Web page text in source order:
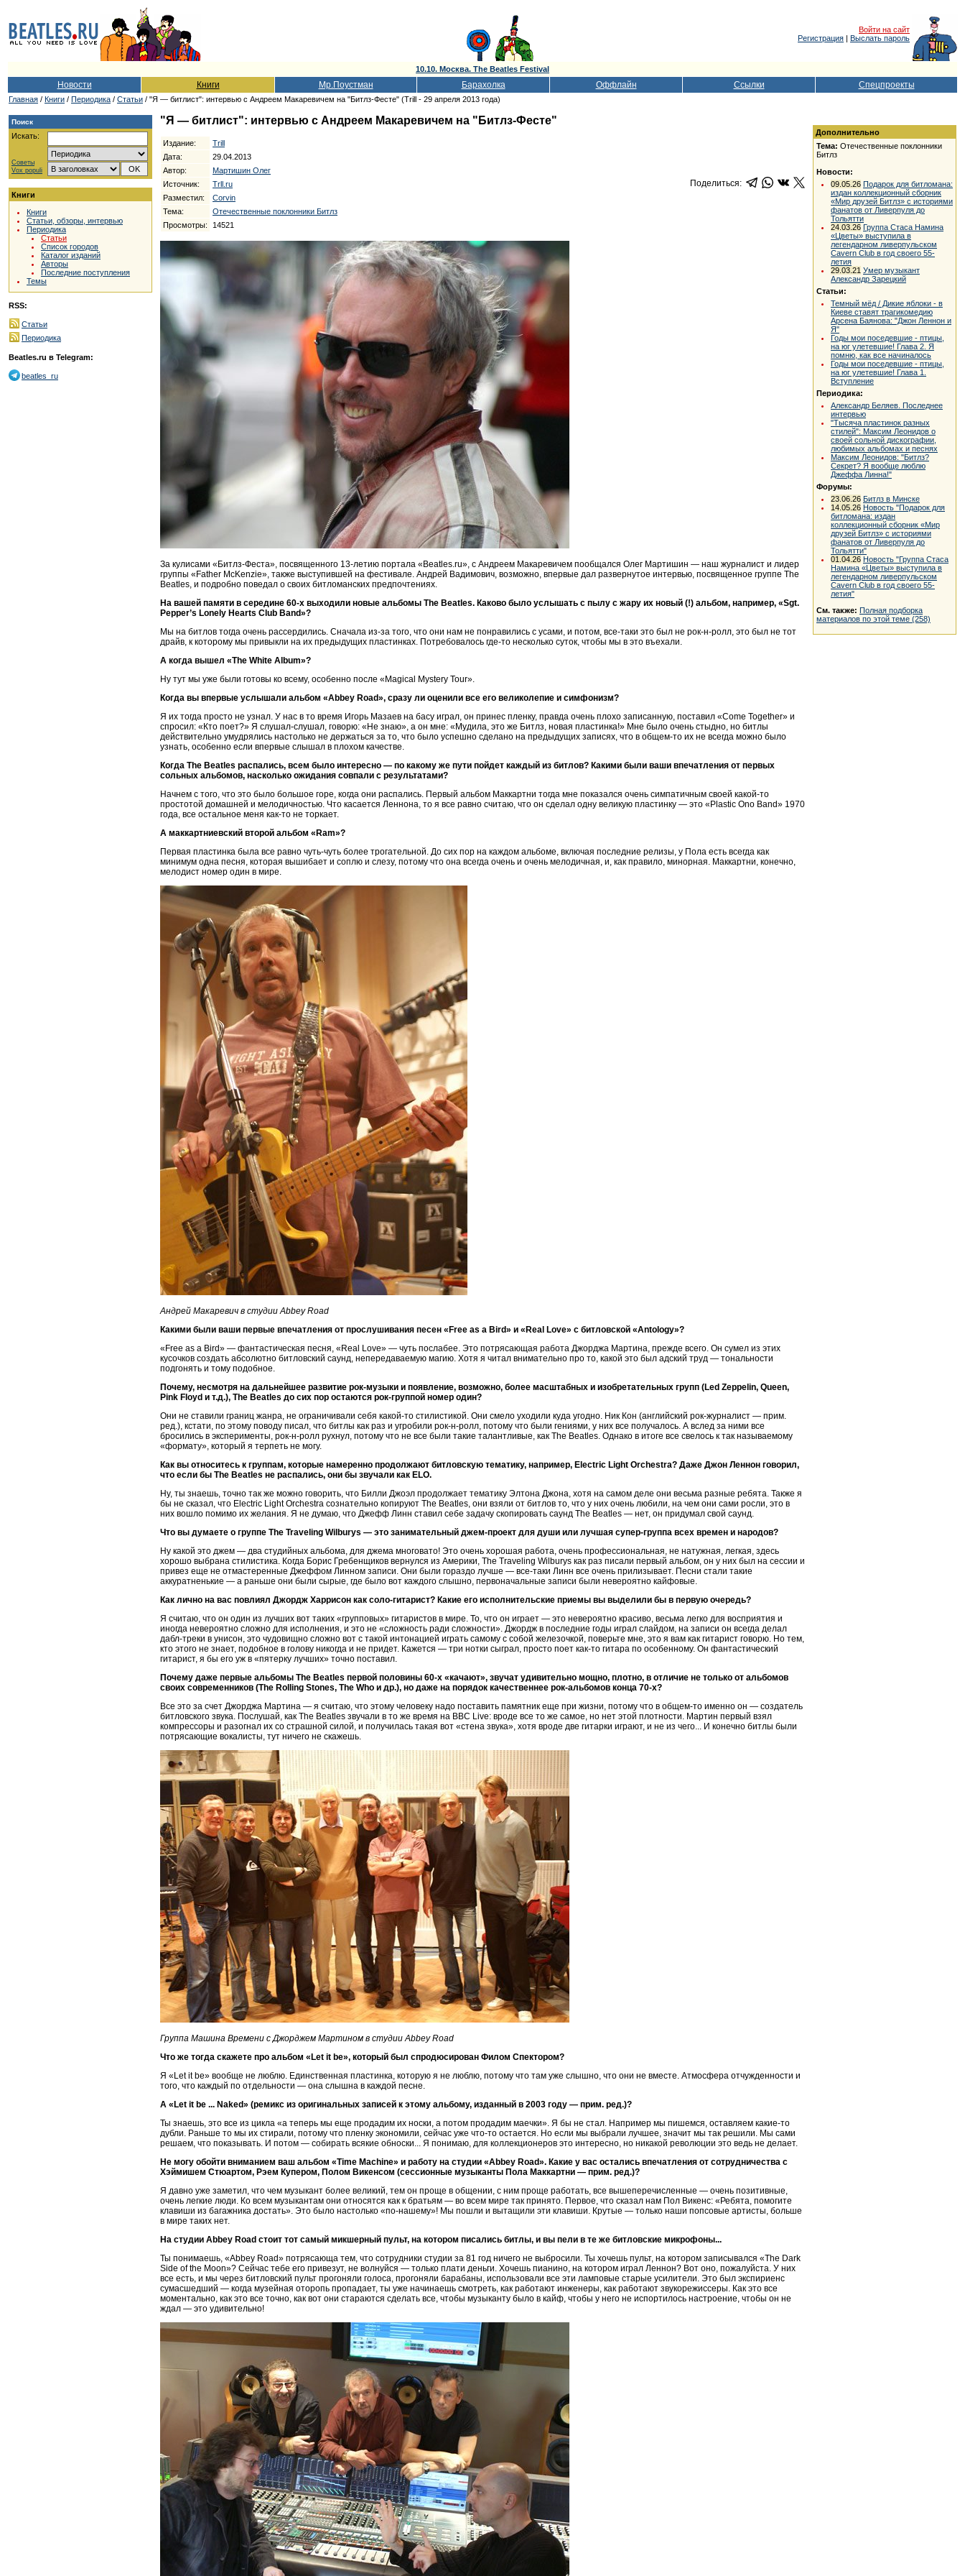
Войти на сайт
Регистрация | Выслать пароль
10.10. Москва. The Beatles Festival
Новости Книги Мр.Поустман Барахолка Оффлайн Ссылки Спецпроекты
Главная / Книги / Периодика / Статьи / "Я — битлист": интервью с Андреем Макаревичем на "Битлз-Фесте" (Trill - 29 апреля 2013 года)
Поиск
Искать:
Советы
Vox populi
Книги
Книги
Статьи, обзоры, интервью
Периодика
Статьи
Список городов
Каталог изданий
Авторы
Последние поступления
Темы
RSS:
Статьи
Периодика
Beatles.ru в Telegram:
beatles_ru
"Я — битлист": интервью с Андреем Макаревичем на "Битлз-Фесте"
Издание:
Trill
Дата:
29.04.2013
Автор:
Мартишин Олег
Источник:
Trll.ru
Разместил:
Corvin
Тема:
Отечественные поклонники Битлз
Просмотры:
14521
Поделиться:
За кулисами «Битлз-Феста», посвященного 13-летию портала «Beatles.ru», c Андреем Макаревичем пообщался Олег Мартишин — наш журналист и лидер
группы «Father McKenzie», также выступившей на фестивале. Андрей Вадимович, возможно, впервые дал развернутое интервью, посвященное группе The
Beatles, и подробно поведал о своих битломанских предпочтениях.
На вашей памяти в середине 60-х выходили новые альбомы The Beatles. Каково было услышать с пылу с жару их новый (!) альбом, например, «Sgt.
Pepper’s Lonely Hearts Club Band»?
Мы на битлов тогда очень рассердились. Сначала из-за того, что они нам не понравились с усами, и потом, все-таки это был не рок-н-ролл, это был не тот
драйв, к которому мы привыкли на их предыдущих пластинках. Потребовалось где-то несколько суток, чтобы мы в это въехали.
А когда вышел «The White Album»?
Ну тут мы уже были готовы ко всему, особенно после «Magical Mystery Tour».
Когда вы впервые услышали альбом «Abbey Road», сразу ли оценили все его великолепие и симфонизм?
Я их тогда просто не узнал. У нас в то время Игорь Мазаев на басу играл, он принес пленку, правда очень плохо записанную, поставил «Come Together» и
спросил: «Кто поет?» Я слушал-слушал, говорю: «Не знаю», а он мне: «Мудила, это же Битлз, новая пластинка!» Мне было очень стыдно, но битлы
действительно умудрялись настолько не держаться за то, что было успешно сделано на предыдущих записях, что в общем-то их не всегда можно было
узнать, особенно если впервые слышал в плохом качестве.
Когда The Beatles распались, всем было интересно — по какому же пути пойдет каждый из битлов? Какими были ваши впечатления от первых
сольных альбомов, насколько ожидания совпали с результатами?
Начнем с того, что это было большое горе, когда они распались. Первый альбом Маккартни тогда мне показался очень симпатичным своей какой-то
простотой домашней и мелодичностью. Что касается Леннона, то я все равно считаю, что он сделал одну великую пластинку — это «Plastic Ono Band» 1970
года, все остальное меня как-то не торкает.
А маккартниевский второй альбом «Ram»?
Первая пластинка была все равно чуть-чуть более трогательной. До сих пор на каждом альбоме, включая последние релизы, у Пола есть всегда как
минимум одна песня, которая вышибает и соплю и слезу, потому что она всегда очень и очень мелодичная, и, как правило, минорная. Маккартни, конечно,
мелодист номер один в мире.
Андрей Макаревич в студии Abbey Road
Какими были ваши первые впечатления от прослушивания песен «Free as a Bird» и «Real Love» с битловской «Antology»?
«Free as a Bird» — фантастическая песня, «Real Love» — чуть послабее. Это потрясающая работа Джорджа Мартина, прежде всего. Он сумел из этих
кусочков создать абсолютно битловский саунд, непередаваемую магию. Хотя я читал внимательно про то, какой это был адский труд — тональности
подгонять и тому подобное.
Почему, несмотря на дальнейшее развитие рок-музыки и появление, возможно, более масштабных и изобретательных групп (Led Zeppelin, Queen,
Pink Floyd и т.д.), The Beatles до сих пор остаются рок-группой номер один?
Они не ставили границ жанра, не ограничивали себя какой-то стилистикой. Они смело уходили куда угодно. Ник Кон (английский рок-журналист — прим.
ред.), кстати, по этому поводу писал, что битлы как раз и угробили рок-н-ролл, потому что были гениями, у них все получалось. А вслед за ними все
бросились в эксперименты, рок-н-ролл рухнул, потому что не все были такие талантливые, как The Beatles. Однако в итоге все свелось к так называемому
«формату», который я терпеть не могу.
Как вы относитесь к группам, которые намеренно продолжают битловскую тематику, например, Electric Light Orchestra? Даже Джон Леннон говорил,
что если бы The Beatles не распались, они бы звучали как ELO.
Ну, ты знаешь, точно так же можно говорить, что Билли Джоэл продолжает тематику Элтона Джона, хотя на самом деле они весьма разные ребята. Также я
бы не сказал, что Electric Light Orchestra сознательно копируют The Beatles, они взяли от битлов то, что у них очень любили, на чем они сами росли, это в
них вошло помимо их желания. Я не думаю, что Джефф Линн ставил себе задачу скопировать саунд The Beatles — нет, он придумал свой саунд.
Что вы думаете о группе The Traveling Wilburys — это занимательный джем-проект для души или лучшая супер-группа всех времен и народов?
Ну какой это джем — два студийных альбома, для джема многовато! Это очень хорошая работа, очень профессиональная, не натужная, легкая, здесь
хорошо выбрана стилистика. Когда Борис Гребенщиков вернулся из Америки, The Traveling Wilburys как раз писали первый альбом, он у них был на сессии и
привез еще не отмастеренные Джеффом Линном записи. Они были гораздо лучше — все-таки Линн все очень прилизывает. Песни стали такие
аккуратненькие — а раньше они были сырые, где было вот каждого слышно, первоначальные записи были невероятно кайфовые.
Как лично на вас повлиял Джордж Харрисон как соло-гитарист? Какие его исполнительские приемы вы выделили бы в первую очередь?
Я считаю, что он один из лучших вот таких «групповых» гитаристов в мире. То, что он играет — это невероятно красиво, весьма легко для восприятия и
иногда невероятно сложно для исполнения, и это не «сложность ради сложности». Джордж в последние годы играл слайдом, на записи он всегда делал
дабл-треки в унисон, это чудовищно сложно вот с такой интонацией играть самому с собой железочкой, поверьте мне, это я вам как гитарист говорю. Но тем,
кто этого не знает, подобное в голову никогда и не придет. Кажется — три нотки сыграл, просто поет как-то гитара по особенному. Он фантастический
гитарист, я бы его уж в «пятерку лучших» точно поставил.
Почему даже первые альбомы The Beatles первой половины 60-х «качают», звучат удивительно мощно, плотно, в отличие не только от альбомов
своих современников (The Rolling Stones, The Who и др.), но даже на порядок качественнее рок-альбомов конца 70-х?
Все это за счет Джорджа Мартина — я считаю, что этому человеку надо поставить памятник еще при жизни, потому что в общем-то именно он — создатель
битловского звука. Послушай, как The Beatles звучали в то же время на BBC Live: вроде все то же самое, но нет этой плотности. Мартин первый взял
компрессоры и разогнал их со страшной силой, и получилась такая вот «стена звука», хотя вроде две гитарки играют, и не из чего... И конечно битлы были
потрясающие вокалисты, тут ничего не скажешь.
Группа Машина Времени с Джорджем Мартином в студии Abbey Road
Что же тогда скажете про альбом «Let it be», который был спродюсирован Филом Спектором?
Я «Let it be» вообще не люблю. Единственная пластинка, которую я не люблю, потому что там уже слышно, что они не вместе. Атмосфера отчужденности и
того, что каждый по отдельности — она слышна в каждой песне.
А «Let it be ... Naked» (ремикс из оригинальных записей к этому альбому, изданный в 2003 году — прим. ред.)?
Ты знаешь, это все из цикла «а теперь мы еще продадим их носки, а потом продадим маечки». Я бы не стал. Например мы пишемся, оставляем какие-то
дубли. Раньше то мы их стирали, потому что пленку экономили, сейчас уже что-то остается. Но если мы выбрали лучшее, значит мы так решили. Мы сами
решаем, что показывать. И потом — собирать всякие обноски... Я понимаю, для коллекционеров это интересно, но никакой революции это ведь не делает.
Не могу обойти вниманием ваш альбом «Time Machine» и работу на студии «Abbey Road». Какие у вас остались впечатления от сотрудничества с
Хэймишем Стюартом, Рэем Купером, Полом Викенсом (сессионные музыканты Пола Маккартни — прим. ред.)?
Я давно уже заметил, что чем музыкант более великий, тем он проще в общении, с ним проще работать, все вышеперечисленные — очень позитивные,
очень легкие люди. Ко всем музыкантам они относятся как к братьям — во всем мире так принято. Первое, что сказал нам Пол Викенс: «Ребята, помогите
клавиши из багажника достать». Это было настолько «по-нашему»! Мы пошли и вытащили эти клавиши. Крутые — только наши попсовые артисты, больше
в мире таких нет.
На студии Abbey Road стоит тот самый микшерный пульт, на котором писались битлы, и вы пели в те же битловские микрофоны...
Ты понимаешь, «Abbey Road» потрясающа тем, что сотрудники студии за 81 год ничего не выбросили. Ты хочешь пульт, на котором записывался «The Dark
Side of the Moon»? Сейчас тебе его привезут, не волнуйся — только плати деньги. Хочешь пианино, на котором играл Леннон? Вот оно, пожалуйста. У них
все есть, и мы через битловский пульт прогоняли голоса, прогоняли барабаны, использовали все эти ламповые старые усилители. Это был экспириенс
сумасшедший — когда музейная оторопь пропадает, ты уже начинаешь смотреть, как работают инженеры, как работают звукорежиссеры. Как это все
моментально, как это все точно, как вот они стараются сделать все, чтобы музыканту было в кайф, чтобы у него не испортилось настроение, чтобы он не
ждал — это удивительно!
Дополнительно
Тема: Отечественные поклонники
Битлз
Новости:
09.05.26 Подарок для битломана:
издан коллекционный сборник
«Мир друзей Битлз» с историями
фанатов от Ливерпуля до
Тольятти
24.03.26 Группа Стаса Намина
«Цветы» выступила в
легендарном ливерпульском
Cavern Club в год своего 55-
летия
29.03.21 Умер музыкант
Александр Зарецкий
Статьи:
Темный мёд / Дикие яблоки - в
Киеве ставят трагикомедию
Арсена Баянова: "Джон Леннон и
Я"
Годы мои поседевшие - птицы,
на юг улетевшие! Глава 2. Я
помню, как все начиналось
Годы мои поседевшие - птицы,
на юг улетевшие! Глава 1.
Вступление
Периодика:
Александр Беляев. Последнее
интервью
"Тысяча пластинок разных
стилей": Максим Леонидов о
своей сольной дискографии,
любимых альбомах и песнях
Максим Леонидов: "Битлз?
Секрет? Я вообще люблю
Джеффа Линна!"
Форумы:
23.06.26 Битлз в Минске
14.05.26 Новость "Подарок для
битломана: издан
коллекционный сборник «Мир
друзей Битлз» с историями
фанатов от Ливерпуля до
Тольятти"
01.04.26 Новость "Группа Стаса
Намина «Цветы» выступила в
легендарном ливерпульском
Cavern Club в год своего 55-
летия"
См. также: Полная подборка
материалов по этой теме (258)